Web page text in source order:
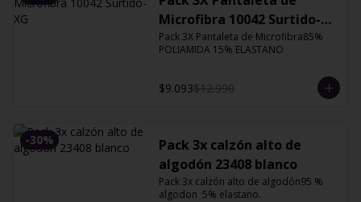
Microfibra 10042 Surtido-
XG
Pack 3X Pantaleta de Microfibra85%
POLIAMIDA 15% ELASTANO
$9.093$12.990
-30%
Pack 3x calzón alto de
algodón 23408 blanco
Pack 3x calzón alto de algodón95 %
algodon  5% elastano.